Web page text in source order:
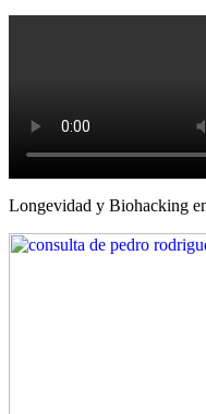
Longevidad y Biohacking